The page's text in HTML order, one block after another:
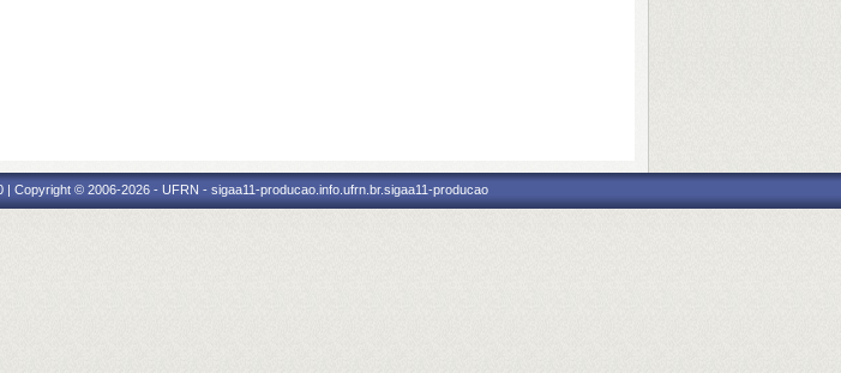
Copyright © 2006-2026 - UFRN - sigaa11-producao.info.ufrn.br.sigaa11-producao